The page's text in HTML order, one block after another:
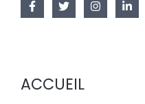
ACCUEIL